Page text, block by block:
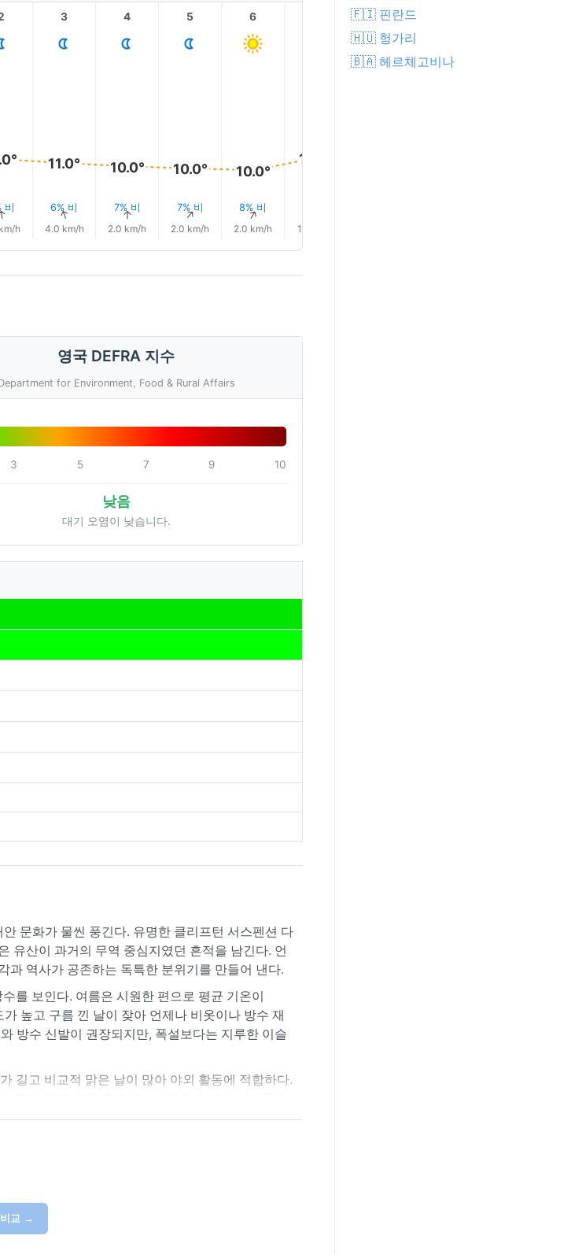
비
h
3
11.0°
6% 비
↑
4.0 km/h
4
10.0°
7% 비
↑
2.0 km/h
5
10.0°
7% 비
↑
2.0 km/h
6
10.0°
8% 비
↑
2.0 km/h
12.0°
1.0 km/h
8
영국 DEFRA 지수
for Environment, Food & Rural Affairs
3 5 7 9 10
낮음
대기 오염이 낮습니다.
문화가 물씬 풍긴다. 유명한 클리프턴 서스펜션 다
유산이 과거의 무역 중심지였던 흔적을 남긴다. 언
과 역사가 공존하는 독특한 분위기를 만들어 낸다.
를 보인다. 여름은 시원한 편으로 평균 기온이
높고 구름 낀 날이 잦아 언제나 비옷이나 방수 재
방수 신발이 권장되지만, 폭설보다는 지루한 이슬
길고 비교적 맑은 날이 많아 야외 활동에 적합하다.
연될 수 있다. 해양성 기후 특유의 변덕스러움은
비교 →
🇫🇮 핀란드
🇭🇺 헝가리
🇧🇦 헤르체고비나